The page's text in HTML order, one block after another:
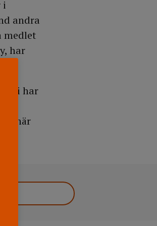
i
andra
medlet
har
vi har
här